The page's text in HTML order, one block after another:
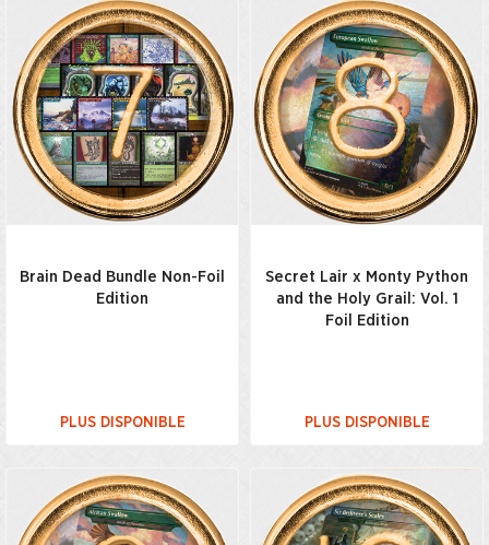
Brain Dead Bundle Non-Foil
Edition
PLUS DISPONIBLE
Secret Lair x Monty Python
and the Holy Grail: Vol. 1
Foil Edition
PLUS DISPONIBLE